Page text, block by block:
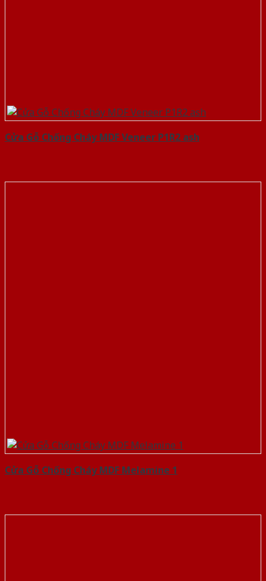
Cửa Gỗ Chống Cháy MDF Veneer P1R2 ash
Cửa Gỗ Chống Cháy MDF Melamine 1